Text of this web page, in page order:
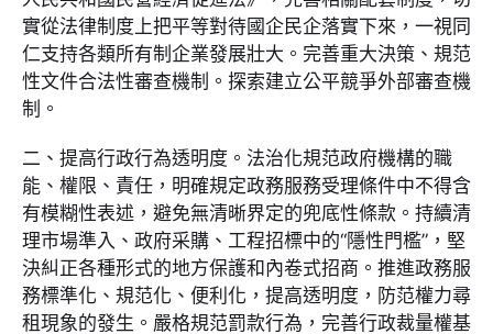
實從法律制度上把平等對待國企民企落實下來，一視同
仁支持各類所有制企業發展壯大。完善重大決策、規范
性文件合法性審查機制。探索建立公平競爭外部審查機
制。
二、提高行政行為透明度。法治化規范政府機構的職
能、權限、責任，明確規定政務服務受理條件中不得含
有模糊性表述，避免無清晰界定的兜底性條款。持續清
理市場準入、政府采購、工程招標中的“隱性門檻”，堅
決糾正各種形式的地方保護和內卷式招商。推進政務服
務標準化、規范化、便利化，提高透明度，防范權力尋
租現象的發生。嚴格規范罰款行為，完善行政裁量權基